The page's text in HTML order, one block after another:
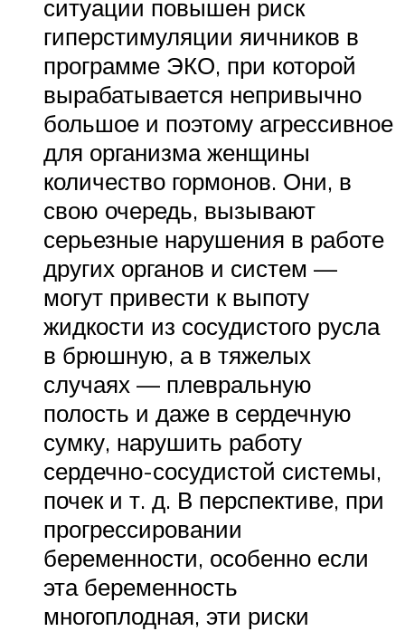
ситуации повышен риск
гиперстимуляции яичников в
программе ЭКО, при которой
вырабатывается непривычно
большое и поэтому агрессивное
для организма женщины
количество гормонов. Они, в
свою очередь, вызывают
серьезные нарушения в работе
других органов и систем —
могут привести к выпоту
жидкости из сосудистого русла
в брюшную, а в тяжелых
случаях — плевральную
полость и даже в сердечную
сумку, нарушить работу
сердечно-сосудистой системы,
почек и т. д. В перспективе, при
прогрессировании
беременности, особенно если
эта беременность
многоплодная, эти риски